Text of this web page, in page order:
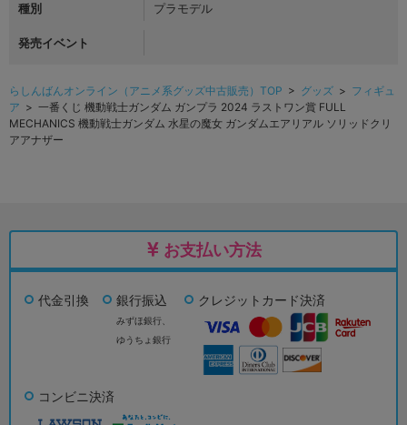
種別 プラモデル
発売イベント
らしんばんオンライン（アニメ系グッズ中古販売）TOP > グッズ > フィギュ
ア > 一番くじ 機動戦士ガンダム ガンプラ 2024 ラストワン賞 FULL
MECHANICS 機動戦士ガンダム 水星の魔女 ガンダムエアリアル ソリッドクリ
アアナザー
お支払い方法
代金引換 銀行振込
みずほ銀行、
ゆうちょ銀行
クレジットカード決済
コンビニ決済